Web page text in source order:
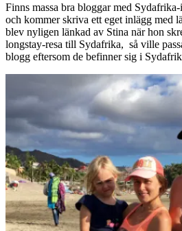
Finns massa bra bloggar med
och kommer skriva ett eget inlägg med
blev nyligen länkad av Stina när hon
longstay-resa till Sydafrika, så ville
blogg eftersom de befinner sig i